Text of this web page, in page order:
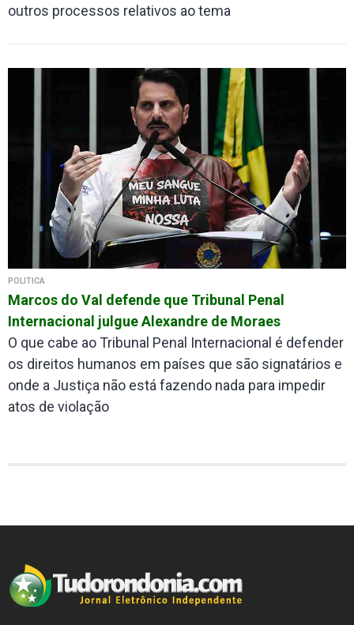
outros processos relativos ao tema
POLÍTICA
Marcos do Val defende que Tribunal Penal
Internacional julgue Alexandre de Moraes
O que cabe ao Tribunal Penal Internacional é defender
os direitos humanos em países que são signatários e
onde a Justiça não está fazendo nada para impedir
atos de violação